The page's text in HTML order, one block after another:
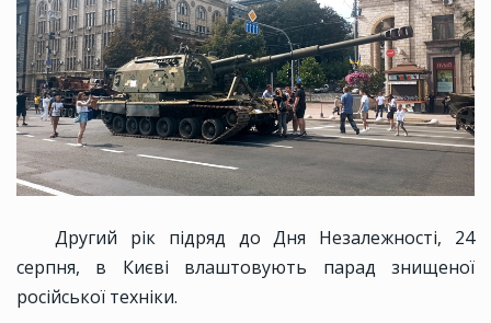
Другий рік підряд до Дня Незалежності, 24
серпня, в Києві влаштовують парад знищеної
російської техніки.